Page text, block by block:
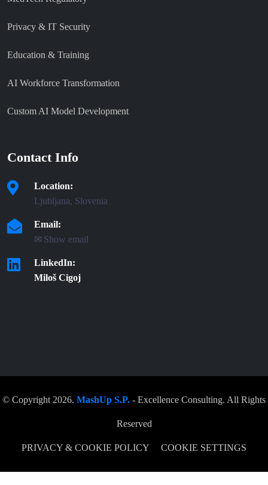
Privacy & IT Security
Education & Training
AI Workforce Transformation
Custom AI Model Development
Contact Info
Location:
Ljubljana, Slovenia
Email:
✉ Show email
LinkedIn:
Miloš Cigoj
© Copyright 2026. MashUp S.p. - Excellence Consulting. All Rights
Reserved
PRIVACY & COOKIE POLICY COOKIE SETTINGS